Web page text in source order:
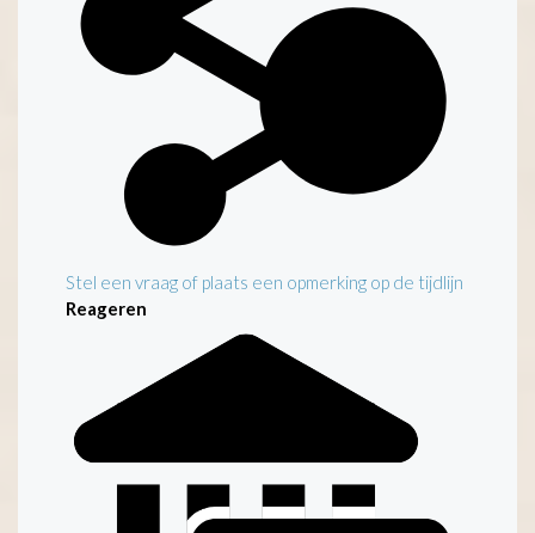
Stel een vraag of plaats een opmerking op de tijdlijn
Reageren